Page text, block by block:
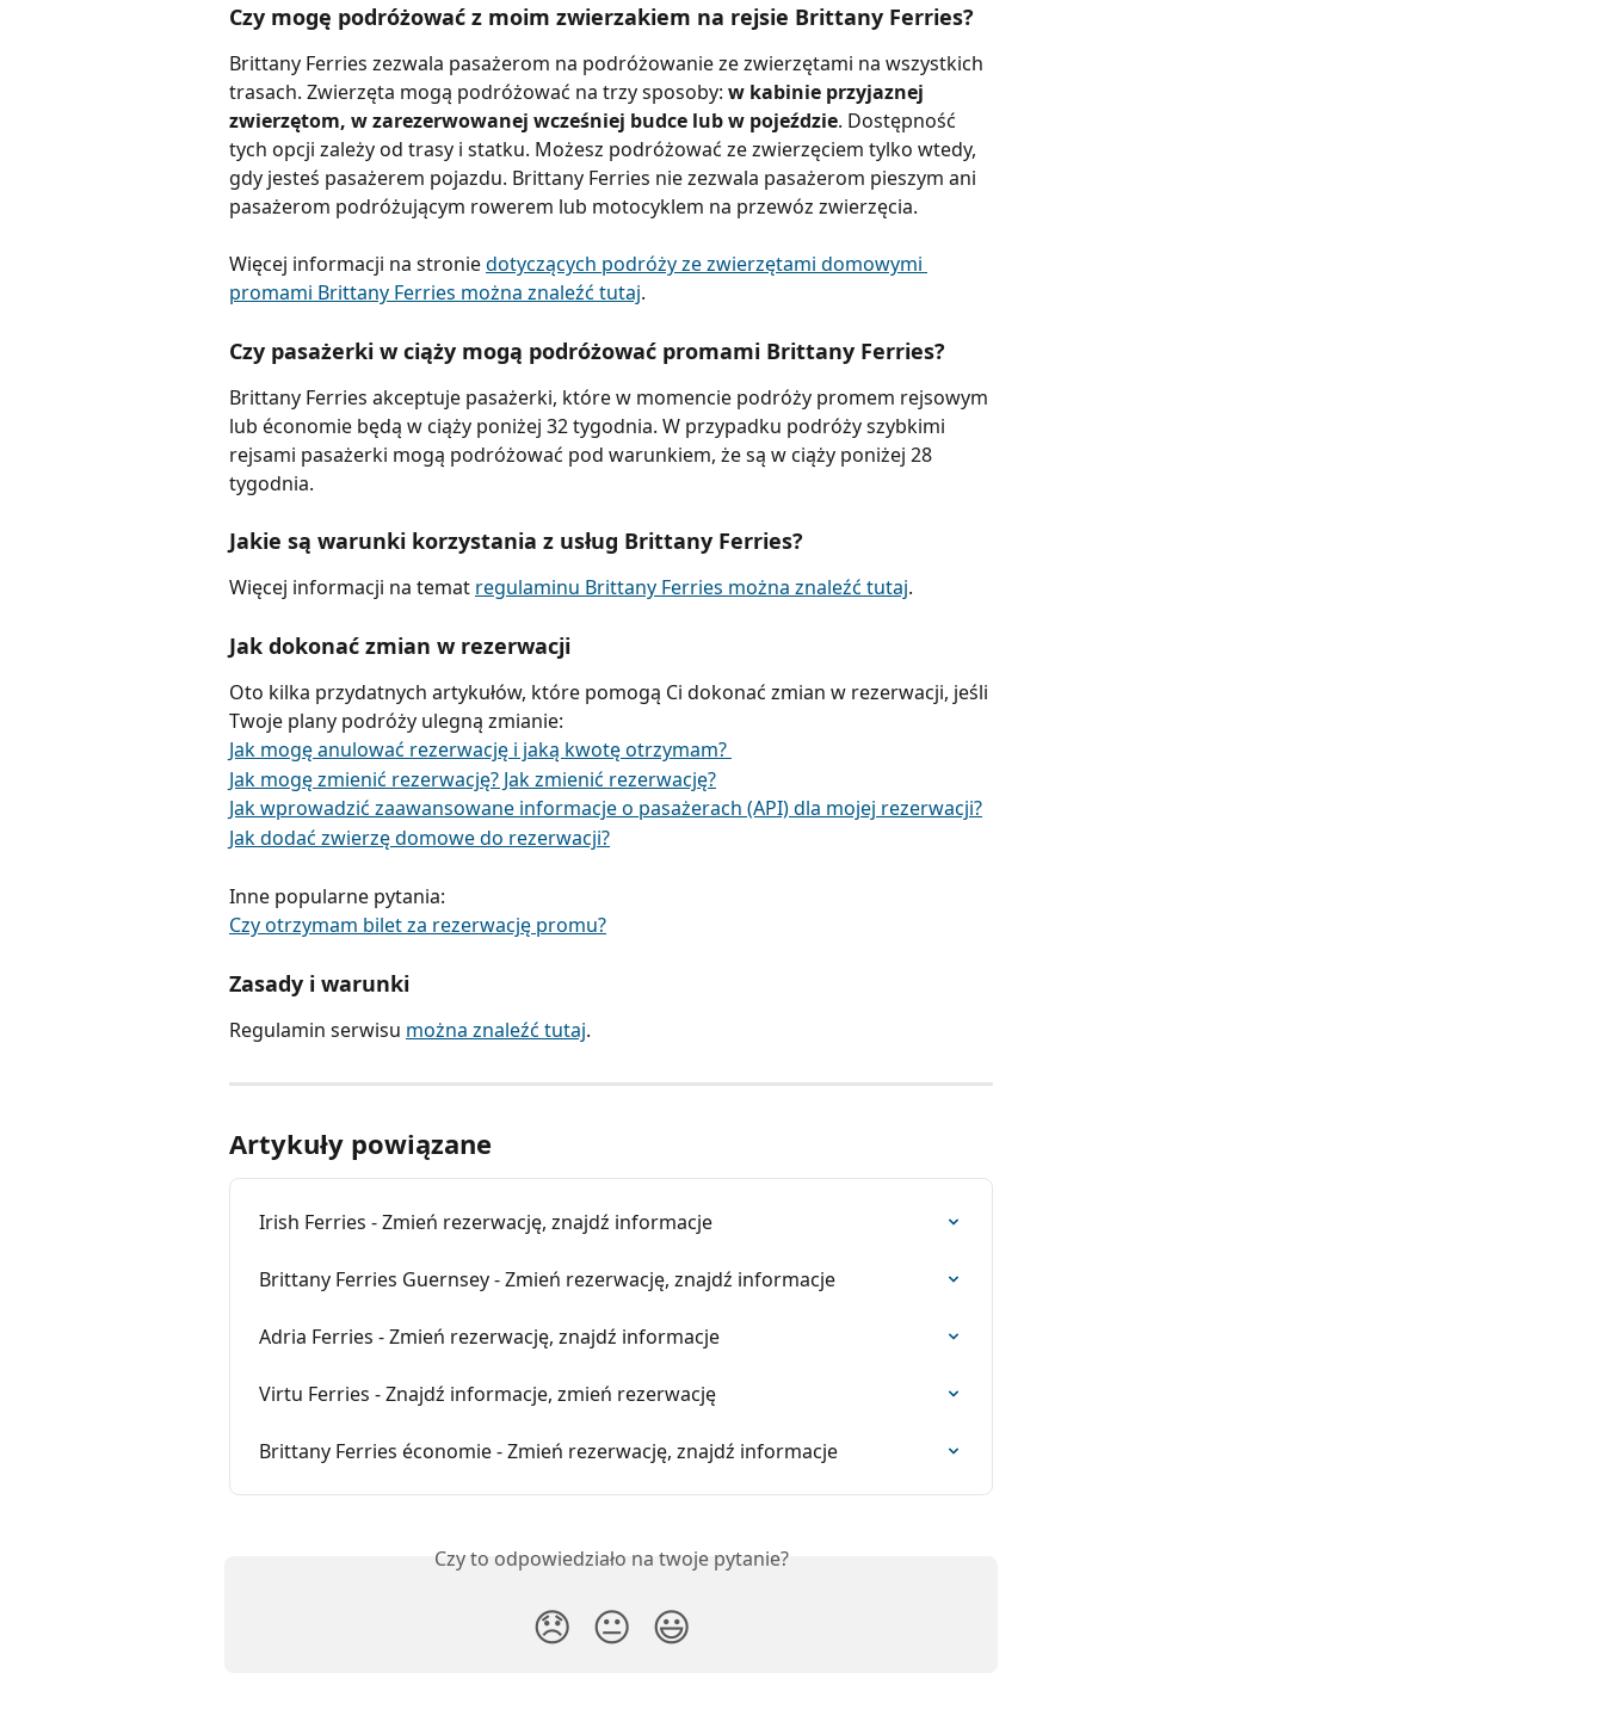
Czy mogę podróżować z moim zwierzakiem na rejsie Brittany Ferries?
Brittany Ferries zezwala pasażerom na podróżowanie ze zwierzętami na wszystkich
trasach. Zwierzęta mogą podróżować na trzy sposoby: w kabinie przyjaznej
zwierzętom, w zarezerwowanej wcześniej budce lub w pojeździe. Dostępność
tych opcji zależy od trasy i statku. Możesz podróżować ze zwierzęciem tylko wtedy,
gdy jesteś pasażerem pojazdu. Brittany Ferries nie zezwala pasażerom pieszym ani
pasażerom podróżującym rowerem lub motocyklem na przewóz zwierzęcia.
Więcej informacji na stronie dotyczących podróży ze zwierzętami domowymi
promami Brittany Ferries można znaleźć tutaj.
Czy pasażerki w ciąży mogą podróżować promami Brittany Ferries?
Brittany Ferries akceptuje pasażerki, które w momencie podróży promem rejsowym
lub économie będą w ciąży poniżej 32 tygodnia. W przypadku podróży szybkimi
rejsami pasażerki mogą podróżować pod warunkiem, że są w ciąży poniżej 28
tygodnia.
Jakie są warunki korzystania z usług Brittany Ferries?
Więcej informacji na temat regulaminu Brittany Ferries można znaleźć tutaj.
Jak dokonać zmian w rezerwacji
Oto kilka przydatnych artykułów, które pomogą Ci dokonać zmian w rezerwacji, jeśli
Twoje plany podróży ulegną zmianie:
Jak mogę anulować rezerwację i jaką kwotę otrzymam?
Jak mogę zmienić rezerwację? Jak zmienić rezerwację?
Jak wprowadzić zaawansowane informacje o pasażerach (API) dla mojej rezerwacji?
Jak dodać zwierzę domowe do rezerwacji?
Inne popularne pytania:
Czy otrzymam bilet za rezerwację promu?
Zasady i warunki
Regulamin serwisu można znaleźć tutaj.
Artykuły powiązane
Irish Ferries - Zmień rezerwację, znajdź informacje
Brittany Ferries Guernsey - Zmień rezerwację, znajdź informacje
Adria Ferries - Zmień rezerwację, znajdź informacje
Virtu Ferries - Znajdź informacje, zmień rezerwację
Brittany Ferries économie - Zmień rezerwację, znajdź informacje
Czy to odpowiedziało na twoje pytanie?
😞 😐 😃